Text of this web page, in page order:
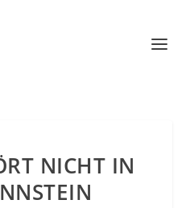
NICHT IN